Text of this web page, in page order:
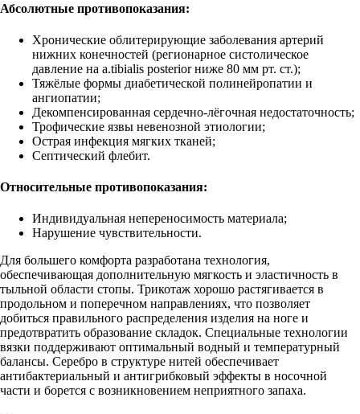
Абсолютные противопоказания:
Хронические облитерирующие заболевания артерий
нижних конечностей (регионарное систолическое
давление на a.tibialis posterior ниже 80 мм рт. ст.);
Тяжёлые формы диабетической полинейропатии и
ангиопатии;
Декомпенсированная сердечно-лёгочная недостаточность;
Трофические язвы невенозной этиологии;
Острая инфекция мягких тканей;
Септический флебит.
Относительные противопоказания:
Индивидуальная непереносимость материала;
Нарушение чувствительности.
Для большего комфорта разработана технология,
обеспечивающая дополнительную мягкость и эластичность в
тыльной области стопы. Трикотаж хорошо растягивается в
продольном и поперечном направлениях, что позволяет
добиться правильного распределения изделия на ноге и
предотвратить образование складок. Специальные технологии
вязки поддерживают оптимальный водный и температурный
балансы. Серебро в структуре нитей обеспечивает
антибактериальный и антигрибковый эффекты в носочной
части и борется с возникновением неприятного запаха.